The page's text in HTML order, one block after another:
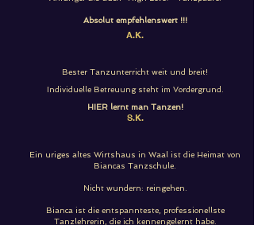
Absolut empfehlenswert !!!
A.K.
Bester Tanzunterricht weit und breit!
Individuelle Betreuung steht im Vordergrund.
HIER lernt man Tanzen!
S.K.
Ein uriges altes Wirtshaus in Waal ist die Heimat von
Biancas Tanzschule.
Nicht wundern: reingehen.
Bianca ist die entspannteste, professionellste
Tanzlehrerin, die ich kennengelernt habe.